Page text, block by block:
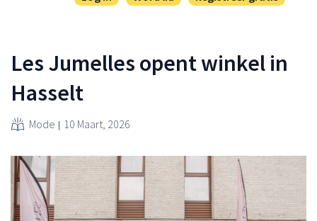
Les Jumelles opent winkel in
Hasselt
Mode 10 Maart, 2026